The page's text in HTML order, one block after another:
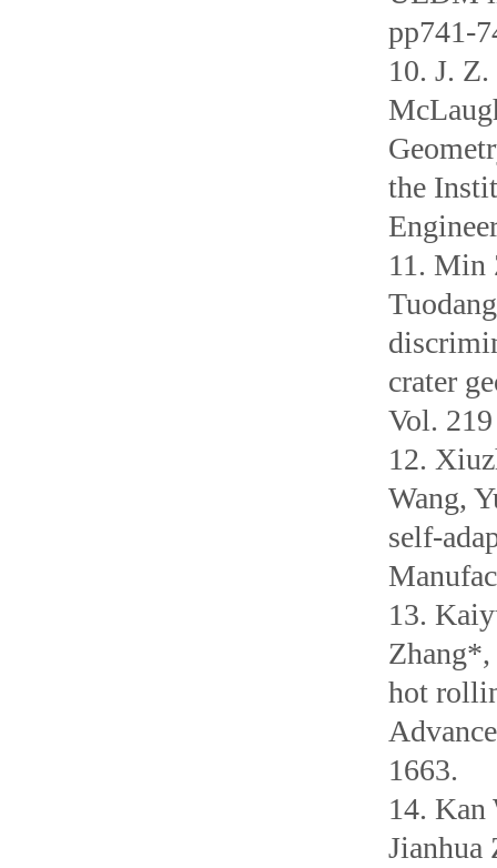
pp741-
10. J.
the
11. Min
crater
Vol.
12.
Wang,
self-
13.
Zhang*,
hot
1663.
14. Kan
Jianhua